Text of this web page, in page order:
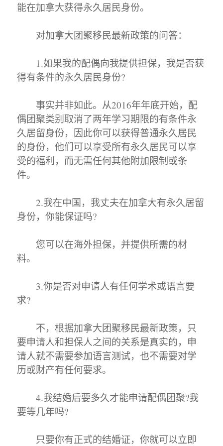
能在加拿大获得永久居民身份。
对加拿大团聚移民最新政策的问答：
1.如果我的配偶向我提供担保，我是否获
得有条件的永久居民身份?
事实并非如此。从2016年年底开始，配
偶团聚类别取消了两年学习期限的有条件永
久居留身份，因此你可以获得普通永久居民
的身份，他们可以享受所有永久居民可以享
受的福利，而无需任何其他附加限制或条
件。
2.我在中国，我丈夫在加拿大有永久居留
身份，你能保证吗?
您可以在海外担保，并提供所需的材
料。
3.你是否对申请人有任何学术或语言要
求?
不，根据加拿大团聚移民最新政策，只
要申请人和担保人之间的关系是真实的，申
请人就不需要参加语言测试，也不需要对学
历或财产有任何要求。
4.我结婚后要多久才能申请配偶团聚?我
要等几年吗?
只要你有正式的结婚证，你就可以立即